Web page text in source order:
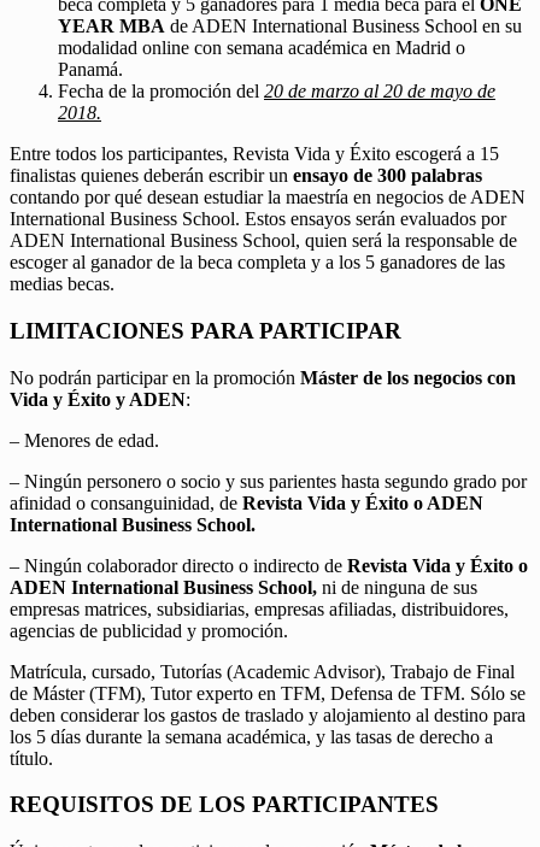
beca completa y 5 ganadores para 1 media beca para el ONE
YEAR MBA de ADEN International Business School en su
modalidad online con semana académica en Madrid o
Panamá.
Fecha de la promoción del 20 de marzo al 20 de mayo de
2018.
Entre todos los participantes, Revista Vida y Éxito escogerá a 15
finalistas quienes deberán escribir un ensayo de 300 palabras
contando por qué desean estudiar la maestría en negocios de ADEN
International Business School. Estos ensayos serán evaluados por
ADEN International Business School, quien será la responsable de
escoger al ganador de la beca completa y a los 5 ganadores de las
medias becas.
LIMITACIONES PARA PARTICIPAR
No podrán participar en la promoción Máster de los negocios con
Vida y Éxito y ADEN:
– Menores de edad.
– Ningún personero o socio y sus parientes hasta segundo grado por
afinidad o consanguinidad, de Revista Vida y Éxito o ADEN
International Business School.
– Ningún colaborador directo o indirecto de Revista Vida y Éxito o
ADEN International Business School, ni de ninguna de sus
empresas matrices, subsidiarias, empresas afiliadas, distribuidores,
agencias de publicidad y promoción.
Matrícula, cursado, Tutorías (Academic Advisor), Trabajo de Final
de Máster (TFM), Tutor experto en TFM, Defensa de TFM. Sólo se
deben considerar los gastos de traslado y alojamiento al destino para
los 5 días durante la semana académica, y las tasas de derecho a
título.
REQUISITOS DE LOS PARTICIPANTES